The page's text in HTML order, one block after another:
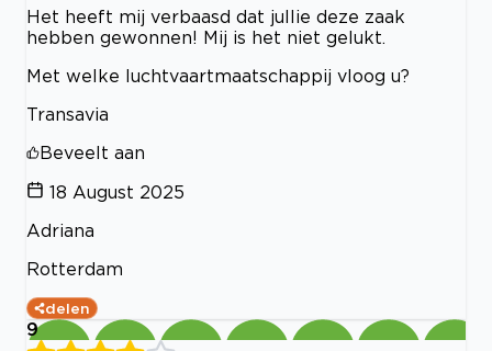
Het heeft mij verbaasd dat jullie deze zaak
hebben gewonnen! Mij is het niet gelukt.
Met welke luchtvaartmaatschappij vloog u?
Transavia
Beveelt aan
18 August 2025
Adriana
Rotterdam
delen
9